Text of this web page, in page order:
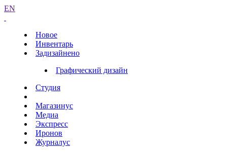
EN
Новое
Инвентарь
Задизайнено
Графический дизайн
Студия
Магазинус
Медиа
Экспресс
Иронов
Журналус